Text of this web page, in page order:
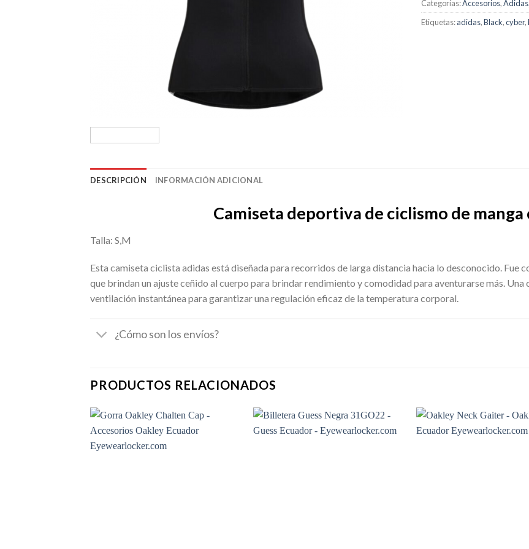
Categorías:Accesorios,Adidas,
Etiquetas:adidas,Black,cyber,
DESCRIPCIÓN INFORMACIÓN ADICIONAL
Camiseta deportiva de ciclismo de
Talla: S,M
Esta camiseta ciclista adidas está diseñada para recorridos de larga distancia hacia lo desconocido. Fue
que brindan un ajuste ceñido al cuerpo para brindar rendimiento y comodidad para aventurarse más.
ventilación instantánea para garantizar una regulación eficaz de la temperatura corporal.
¿Cómo son los envíos?
PRODUCTOS RELACIONADOS